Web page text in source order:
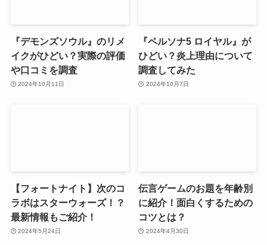
『デモンズソウル』のリメ
イクがひどい？実際の評価
や口コミを調査
2024年10月11日
『ペルソナ5 ロイヤル』が
ひどい？炎上理由について
調査してみた
2024年10月7日
【フォートナイト】次のコ
ラボはスターウォーズ！？
最新情報もご紹介！
2024年5月24日
伝言ゲームのお題を年齢別
に紹介！面白くするための
コツとは？
2024年4月30日